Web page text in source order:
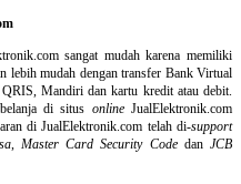
sangat mudah karena memiliki
lebih mudah dengan transfer Bank Virtual
Mandiri dan kartu kredit atau debit.
di situs onlineJualElektronik.com
di JualElektronik.com telah di-support
, Master Card Security Codedan JCB